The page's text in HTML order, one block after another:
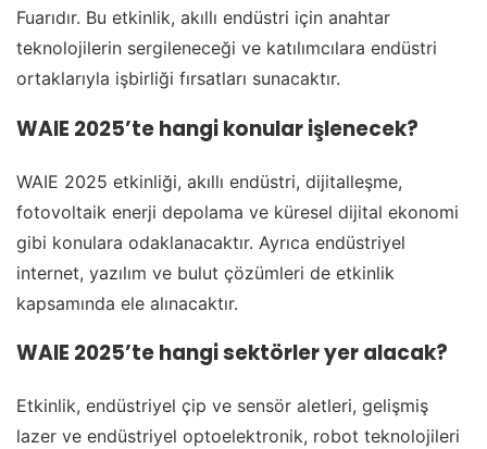
Fuarıdır. Bu etkinlik, akıllı endüstri için anahtar
teknolojilerin sergileneceği ve katılımcılara endüstri
ortaklarıyla işbirliği fırsatları sunacaktır.
WAIE 2025’te hangi konular işlenecek?
WAIE 2025 etkinliği, akıllı endüstri, dijitalleşme,
fotovoltaik enerji depolama ve küresel dijital ekonomi
gibi konulara odaklanacaktır. Ayrıca endüstriyel
internet, yazılım ve bulut çözümleri de etkinlik
kapsamında ele alınacaktır.
WAIE 2025’te hangi sektörler yer alacak?
Etkinlik, endüstriyel çip ve sensör aletleri, gelişmiş
lazer ve endüstriyel optoelektronik, robot teknolojileri